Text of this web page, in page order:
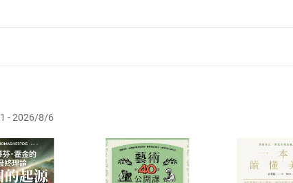
項後段暨通訊交易解除權合理例外情事適用準則第2條第5款
表知悉本店鋪所銷售之商品為電子書，屬非以有形媒介提
貨退款。
時，請登入樂天市場，並於「我的訂單」中點選「瀏覽訂
，待審核通過後將為您辦理退款事宜。
放入購物車
Shopping cart
登入帳號
Login
付款方
- 2026/8/6